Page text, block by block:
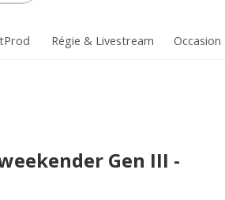
Régie & Livestream Occasion
Gen III -